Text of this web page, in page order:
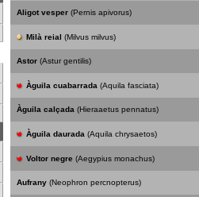
Aligot vesper (Pernis apivorus)
Milà reial (Milvus milvus)
Astor (Astur gentilis)
Àguila cuabarrada (Aquila fasciata)
Àguila calçada (Hieraaetus pennatus)
Àguila daurada (Aquila chrysaetos)
Voltor negre (Aegypius monachus)
Aufrany (Neophron percnopterus)